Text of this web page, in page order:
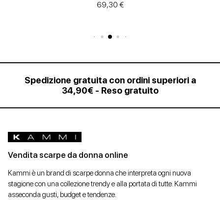
69,30 €
Spedizione gratuita con ordini superiori a
34,90€ - Reso gratuito
Vendita scarpe da donna online
Kammi è un brand di scarpe donna che interpreta ogni nuova
stagione con una collezione trendy e alla portata di tutte. Kammi
asseconda gusti, budget e tendenze.